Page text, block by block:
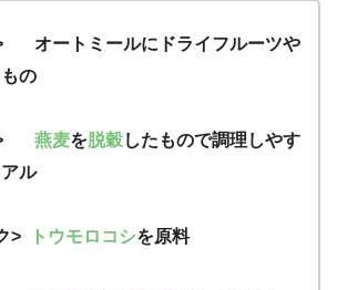
オートミールにドライフルーツや
の
> 燕麦を脱穀したもので調理しやす
ル
> トウモロコシを原料